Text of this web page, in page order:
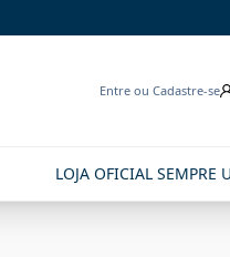
Entre ou Cadastre-se
LOJA OFICIAL SEMPRE